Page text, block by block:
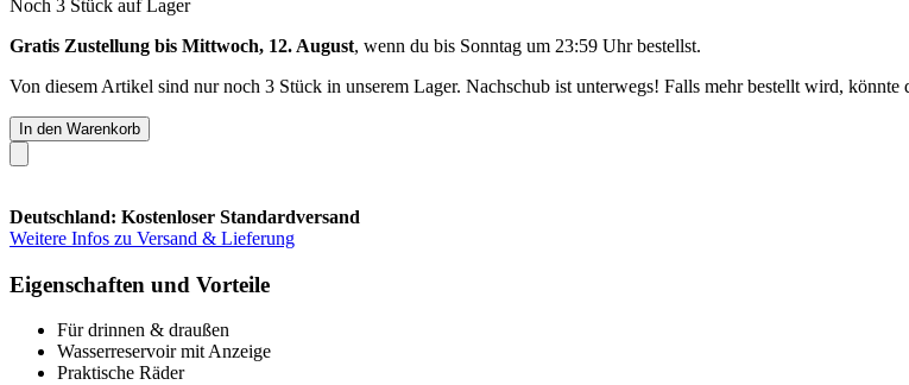
Noch 3 Stück auf Lager
Gratis Zustellung bis Mittwoch, 12. August, wenn du bis Sonntag um 23:59 Uhrbestellst.
Von diesem Artikel sind nur noch 3 Stück in unserem Lager. Nachschub ist unterwegs! Falls mehr bestellt wird, könnte
In den Warenkorb
Deutschland: Kostenloser Standardversand
Weitere Infos zu Versand & Lieferung
Eigenschaften und Vorteile
Für drinnen & draußen
Wasserreservoir mit Anzeige
Praktische Räder